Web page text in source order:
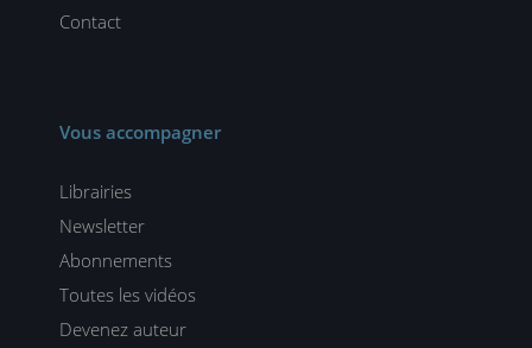
Contact
Vous accompagner
Librairies
Newsletter
Abonnements
Toutes les vidéos
Devenez auteur